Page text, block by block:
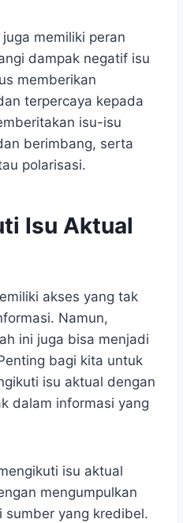
memiliki peran
dampak negatif isu
memberikan
terpercaya kepada
isu-isu
berimbang, serta
polarisasi.
Isu Aktual
akses yang tak
Namun,
ini juga bisa menjadi
bagi kita untuk
isu aktual dengan
dalam informasi yang
isu aktual
mengumpulkan
sumber yang kredibel.